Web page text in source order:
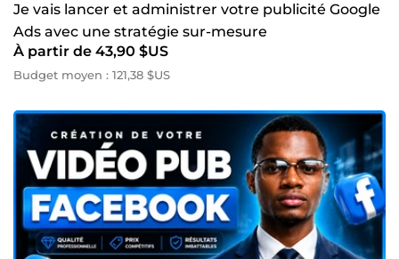
Je vais lancer et administrer votre publicité Google
Ads avec une stratégie sur-mesure
À partir de 43,90 $US
Budget moyen : 121,38 $US